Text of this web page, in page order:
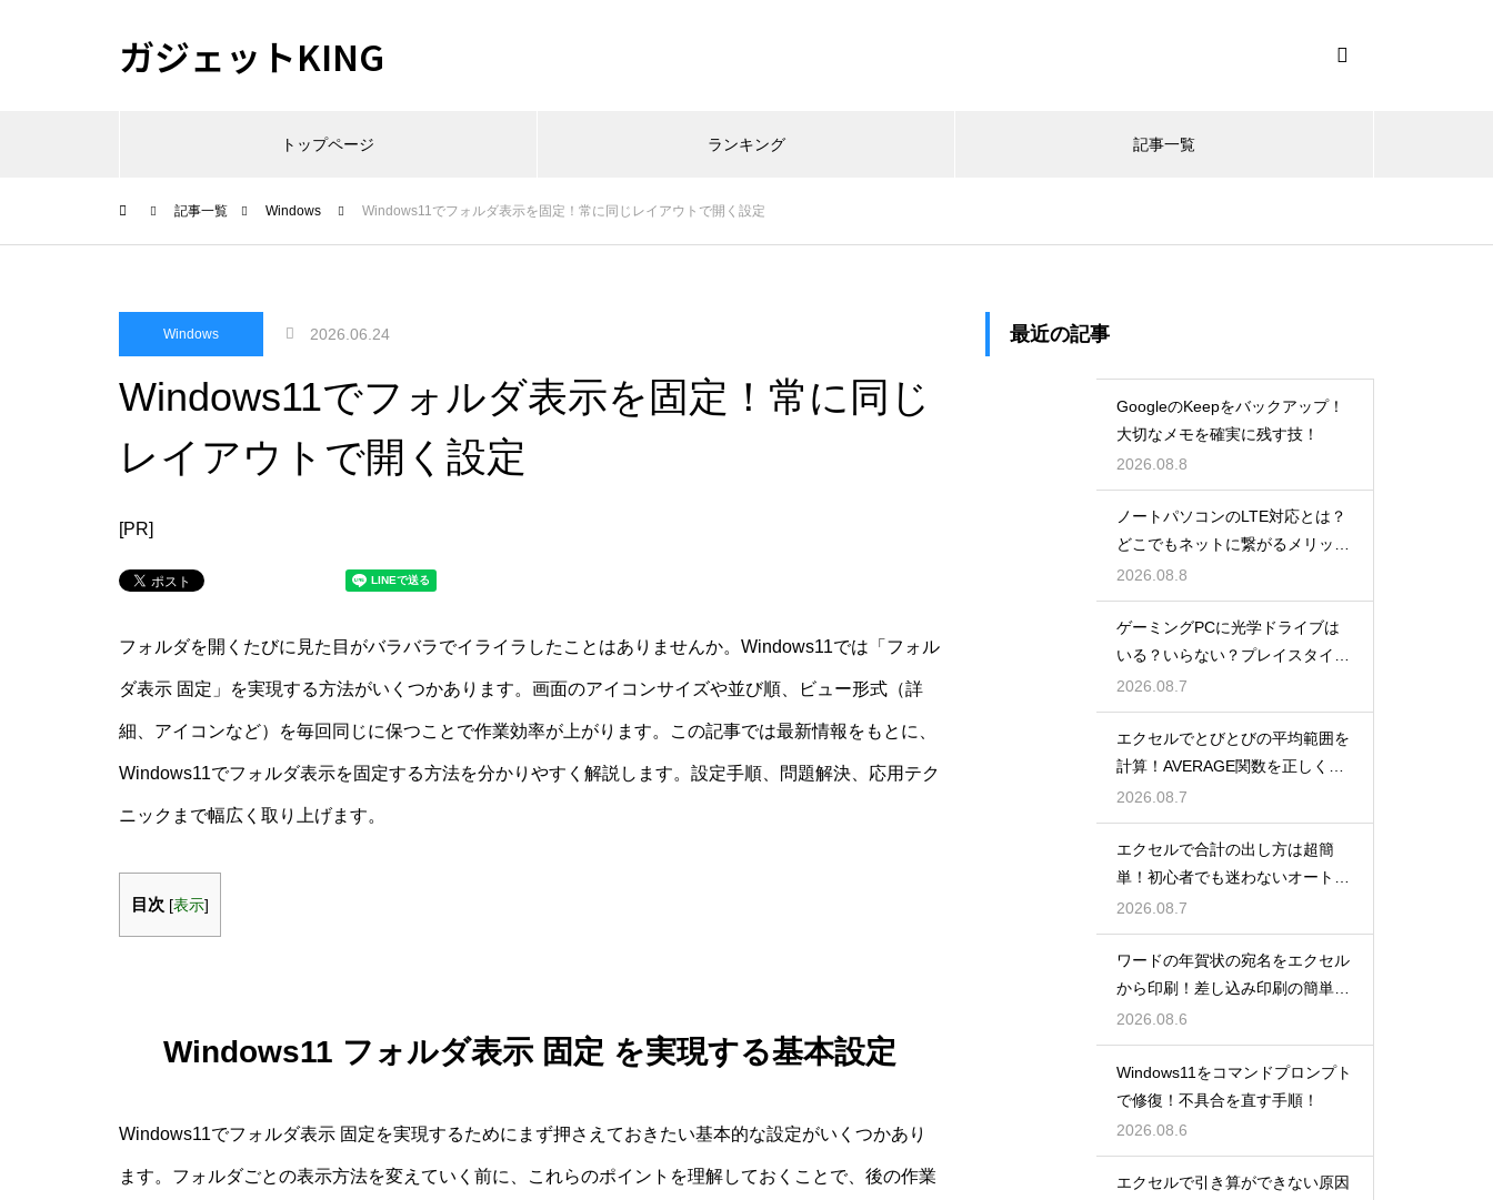
ガジェットKING
トップページ ランキング 記事一覧
記事一覧 Windows Windows11でフォルダ表示を固定！常に同じレイアウトで開く設定
Windows 2026.06.24
Windows11でフォルダ表示を固定！常に同じ
レイアウトで開く設定
[PR]
フォルダを開くたびに見た目がバラバラでイライラしたことはありませんか。Windows11では「フォル
ダ表示 固定」を実現する方法がいくつかあります。画面のアイコンサイズや並び順、ビュー形式（詳
細、アイコンなど）を毎回同じに保つことで作業効率が上がります。この記事では最新情報をもとに、
Windows11でフォルダ表示を固定する方法を分かりやすく解説します。設定手順、問題解決、応用テク
ニックまで幅広く取り上げます。
目次 [表示]
Windows11 フォルダ表示 固定 を実現する基本設定
Windows11でフォルダ表示 固定を実現するためにまず押さえておきたい基本的な設定がいくつかあり
ます。フォルダごとの表示方法を変えていく前に、これらのポイントを理解しておくことで、後の作業
最近の記事
GoogleのKeepをバックアップ！
大切なメモを確実に残す技！
2026.08.8
ノートパソコンのLTE対応とは？
どこでもネットに繋がるメリット
解説
2026.08.8
ゲーミングPCに光学ドライブは
いる？いらない？プレイスタイル
で判断
2026.08.7
エクセルでとびとびの平均範囲を
計算！AVERAGE関数を正しく使
うコツ
2026.08.7
エクセルで合計の出し方は超簡
単！初心者でも迷わないオートS
UM術！
2026.08.7
ワードの年賀状の宛名をエクセル
から印刷！差し込み印刷の簡単手
順！
2026.08.6
Windows11をコマンドプロンプト
で修復！不具合を直す手順！
2026.08.6
エクセルで引き算ができない原因